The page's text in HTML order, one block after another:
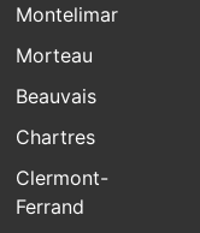
Montelimar
Morteau
Beauvais
Chartres
Clermont-
Ferrand